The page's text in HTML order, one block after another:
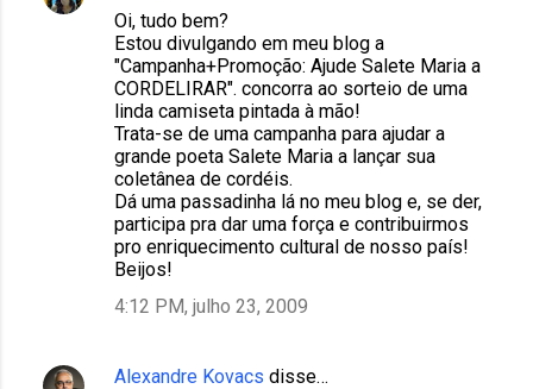
Oi, tudo bem?
Estou divulgando em meu blog a
"Campanha+Promoção: Ajude Salete Maria a
CORDELIRAR". concorra ao sorteio de uma
linda camiseta pintada à mão!
Trata-se de uma campanha para ajudar a
grande poeta Salete Maria a lançar sua
coletânea de cordéis.
Dá uma passadinha lá no meu blog e, se der,
participa pra dar uma força e contribuirmos
pro enriquecimento cultural de nosso país!
Beijos!
4:12 PM, julho 23, 2009
Alexandre Kovacs disse…